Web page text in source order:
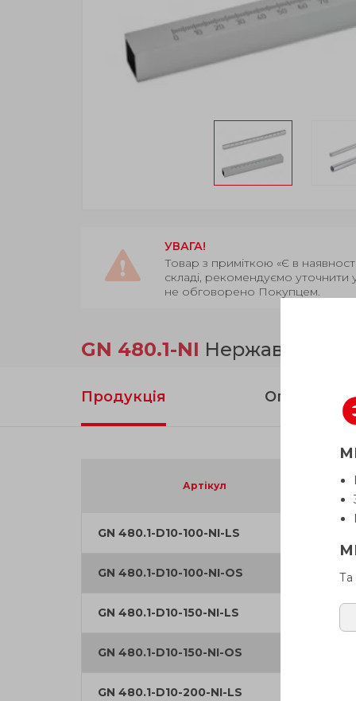
УВАГА!
Товар з приміткою «Є в
складі, рекомендуємо
не обговорено Покупцем.
GN 480.1-NI Нержавіюча
Продукція Опис
Артікул
GN 480.1-D10-100-NI-LS
GN 480.1-D10-100-NI-OS
GN 480.1-D10-150-NI-LS
GN 480.1-D10-150-NI-OS
GN 480.1-D10-200-NI-LS
Та